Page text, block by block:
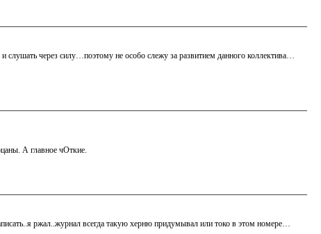
через силу…поэтому не особо слежу за развитием данного коллектива…
А главное чОткие.
ржал..журнал всегда такую херню придумывал или токо в этом номере…